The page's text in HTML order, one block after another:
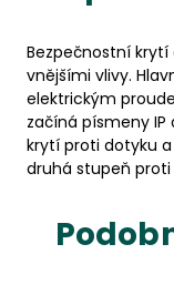
Bezpečnostní
vnějšími vlivy.
elektrickým
začíná písmeny IP
krytí proti dotyku
druhá stupeň